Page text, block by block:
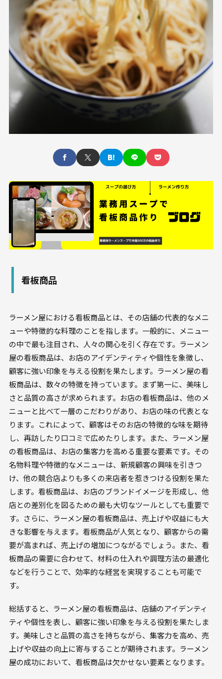
看板商品
ラーメン屋における看板商品とは、その店舗の代表的なメニ
ューや特徴的な料理のことを指します。一般的に、メニュー
の中で最も注目され、人々の関心を引く存在です。ラーメン
屋の看板商品は、お店のアイデンティティや個性を象徴し、
顧客に強い印象を与える役割を果たします。ラーメン屋の看
板商品は、数々の特徴を持っています。まず第一に、美味し
さと品質の高さが求められます。お店の看板商品は、他のメ
ニューと比べて一層のこだわりがあり、お店の味の代表とな
ります。これによって、顧客はそのお店の特徴的な味を期待
し、再訪したり口コミで広めたりします。また、ラーメン屋
の看板商品は、お店の集客力を高める重要な要素です。その
名物料理や特徴的なメニューは、新規顧客の興味を引きつ
け、他の競合店よりも多くの来店者を惹きつける役割を果た
します。看板商品は、お店のブランドイメージを形成し、他
店との差別化を図るための最も大切なツールとしても重要で
す。さらに、ラーメン屋の看板商品は、売上げや収益にも大
きな影響を与えます。看板商品が人気となり、顧客からの需
要が高まれば、売上げの増加につながるでしょう。また、看
板商品の需要に合わせて、材料の仕入れや調理方法の最適化
などを行うことで、効率的な経営を実現することも可能で
す。
総括すると、ラーメン屋の看板商品は、店舗のアイデンティ
ティや個性を表し、顧客に強い印象を与える役割を果たしま
す。美味しさと品質の高さを持ちながら、集客力を高め、売
上げや収益の向上に寄与することが期待されます。ラーメン
屋の成功において、看板商品は欠かせない要素となります。